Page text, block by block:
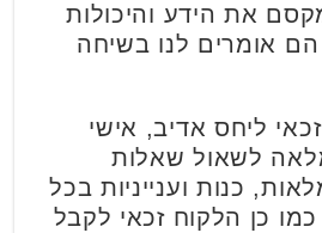
את הידע והיכולות
אומרים לנו בשיחה
ליחס אדיב, אישי
לשאול שאלות
כנות וענייניות בכל
כן הלקוח זכאי לקבל